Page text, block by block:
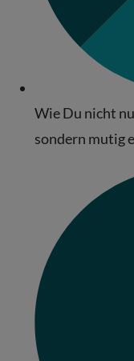
Wie Du nicht
sondern mutig